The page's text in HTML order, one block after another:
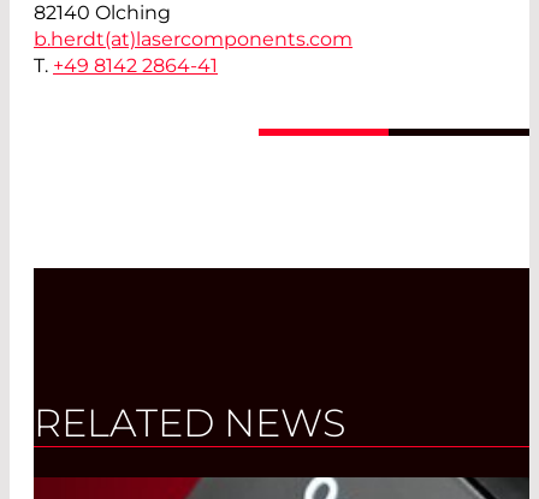
82140 Olching
b.herdt(at) lasercomponents.com
T. +49 8142 2864-41
RELATED NEWS